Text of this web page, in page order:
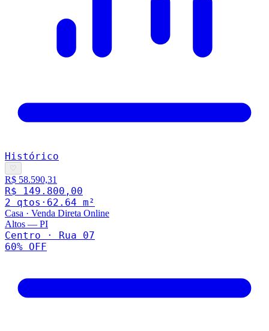
Histórico
♡
R$ 58.590,31
R$ 149.800,00
2 qtos · 62.64 m²
Casa · Venda Direta Online
Altos — PI
Centro · Rua 07
60% OFF